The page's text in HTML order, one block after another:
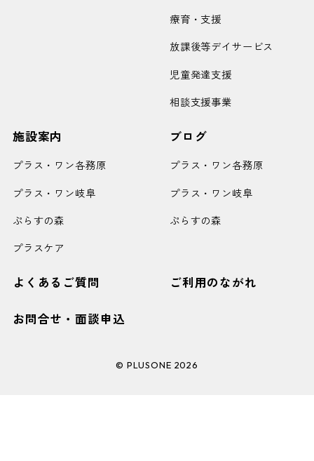
療育・支援
放課後等デイサービス
児童発達支援
相談支援事業
施設案内
プラス・ワン各務原
プラス・ワン岐阜
ぷらすの森
プラスケア
ブログ
プラス・ワン各務原
プラス・ワン岐阜
ぷらすの森
よくあるご質問 ご利用のながれ
お問合せ・面談申込
© PLUSONE 2026